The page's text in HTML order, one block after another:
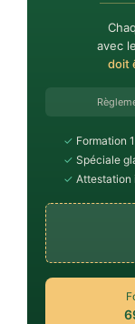
avec
doit
✓ Formation
✓ Spéciale
✓ Attestation